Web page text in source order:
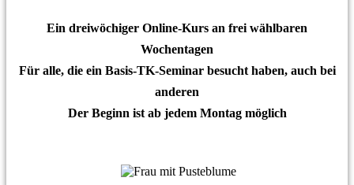
Ein dreiwöchiger Online-Kurs an frei wählbaren
Wochentagen
Für alle, die ein Basis-TK-Seminar besucht haben, auch bei
anderen
Der Beginn ist ab jedem Montag möglich